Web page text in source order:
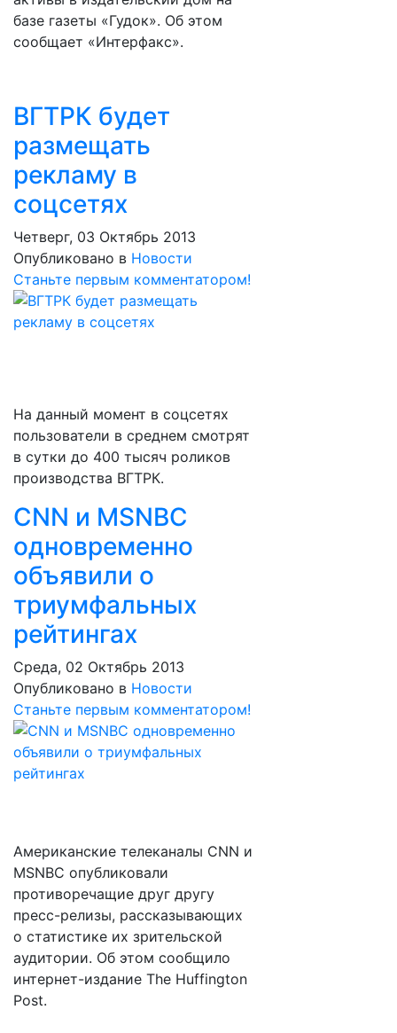
базе газеты «Гудок». Об этом
сообщает «Интерфакс».
ВГТРК будет
размещать
рекламу в
соцсетях
Четверг, 03 Октябрь 2013
Опубликовано в Новости
Станьте первым комментатором!
На данный момент в соцсетях
пользователи в среднем смотрят
в сутки до 400 тысяч роликов
производства ВГТРК.
CNN и MSNBC
одновременно
объявили о
триумфальных
рейтингах
Среда, 02 Октябрь 2013
Опубликовано в Новости
Станьте первым комментатором!
Американские телеканалы CNN и
MSNBC опубликовали
противоречащие друг другу
пресс-релизы, рассказывающих
о статистике их зрительской
аудитории. Об этом сообщило
интернет-издание The Huffington
Post.